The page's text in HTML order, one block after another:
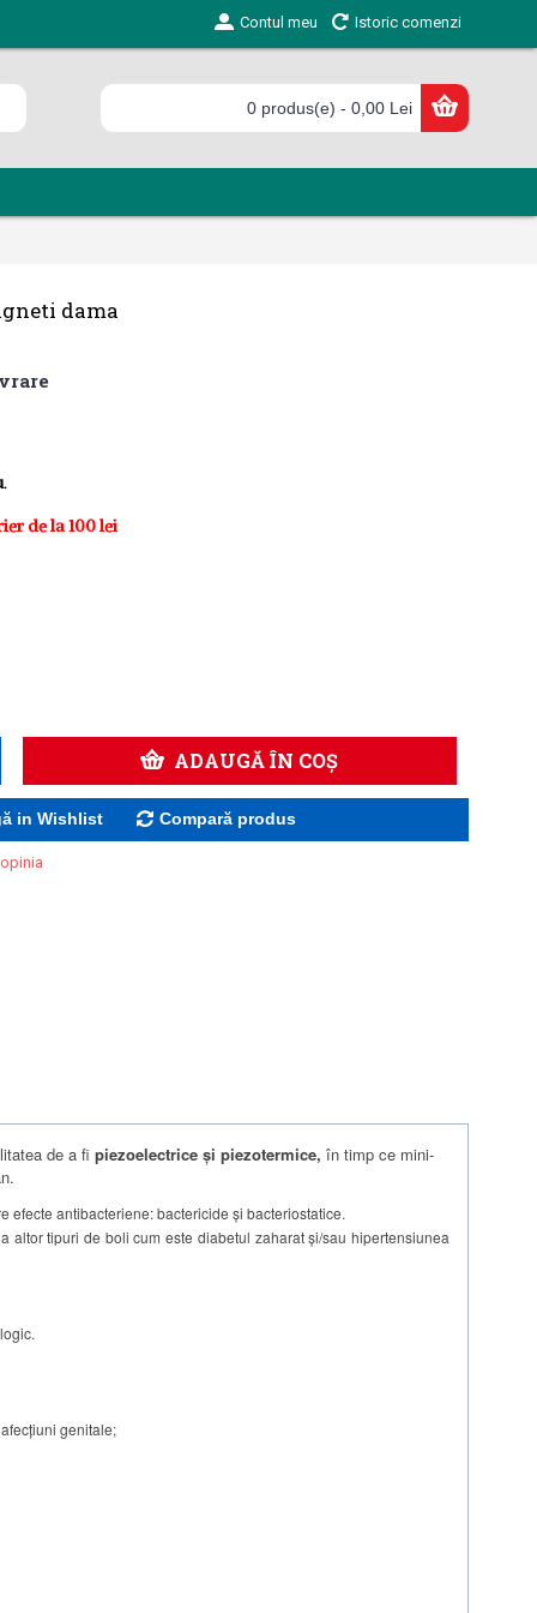
Contul meu Istoric comenzi
0 produs(e) - 0,00 Lei
dama
ADAUGĂ ÎN COŞ
in Wishlist Compară produs
de a fi piezoelectrice și piezotermice, în timp ce mini-
efecte antibacteriene: bactericide şi bacteriostatice.
tipuri de boli cum este diabetul zaharat și/sau hipertensiunea
genitale;